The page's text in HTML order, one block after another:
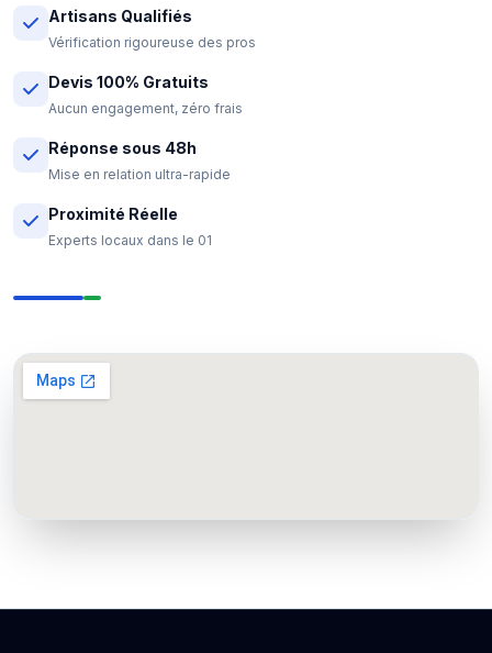
Artisans Qualifiés
Vérification rigoureuse des pros
Devis 100% Gratuits
Aucun engagement, zéro frais
Réponse sous 48h
Mise en relation ultra-rapide
Proximité Réelle
Experts locaux dans le 01